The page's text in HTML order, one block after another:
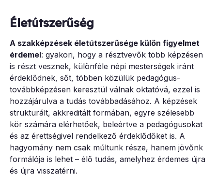
Életútszerűség
A szakképzések életútszerűsége külön figyelmet
érdemel: gyakori, hogy a résztvevők több képzésen
is részt vesznek, különféle népi mesterségek iránt
érdeklődnek, sőt, többen közülük pedagógus-
továbbképzésen keresztül válnak oktatóvá, ezzel is
hozzájárulva a tudás továbbadásához. A képzések
strukturált, akkreditált formában, egyre szélesebb
kör számára elérhetőek, beleértve a pedagógusokat
és az érettségivel rendelkező érdeklődőket is. A
hagyomány nem csak múltunk része, hanem jövőnk
formálója is lehet – élő tudás, amelyhez érdemes újra
és újra visszatérni.